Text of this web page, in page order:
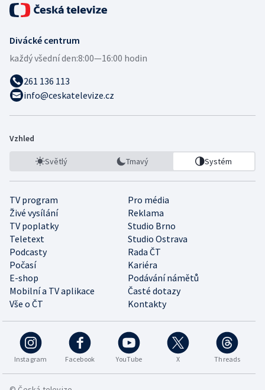
Divácké centrum
každý všední den:8:00—16:00 hodin
261 136 113
info@ceskatelevize.cz
Vzhled
Světlý Tmavý Systém
TV program
Pro média
Živé vysílání
Reklama
TV poplatky
Studio Brno
Teletext
Studio Ostrava
Podcasty
Rada ČT
Počasí
Kariéra
E-shop
Podávání námětů
Mobilní a TV aplikace
Časté dotazy
Vše o ČT
Kontakty
Instagram Facebook YouTube X Threads